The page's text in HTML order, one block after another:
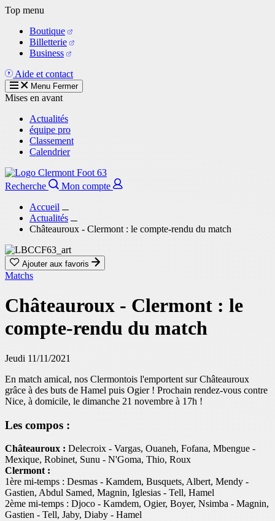
Aller
contenu
principal
Top menu
Boutique
Billetterie
Business
Aide et contact
Menu Fermer
Mises en avant
Actualités
équipe pro
Classement
Calendrier
Recherche
Mon compte
Accueil
Actualités
Châteauroux - Clermont : le compte-rendu du match
Ajouter aux favoris
Matchs
Châteauroux - Clermont : le
compte-rendu du match
Jeudi 11/11/2021
En match amical, nos Clermontois l'emportent sur Châteauroux
grâce à des buts de Hamel puis Ogier ! Prochain rendez-vous contre
Nice, à domicile, le dimanche 21 novembre à 17h !
Les compos :
Châteauroux : Delecroix - Vargas, Ouaneh, Fofana, Mbengue -
Mexique, Robinet, Sunu - N'Goma, Thio, Roux
Clermont :
1ère mi-temps : Desmas - Kamdem, Busquets, Albert, Mendy -
Gastien, Abdul Samed, Magnin, Iglesias - Tell, Hamel
2ème mi-temps : Djoco - Kamdem, Ogier, Boyer, Nsimba - Magnin,
Gastien - Tell, Jaby, Diaby - Hamel